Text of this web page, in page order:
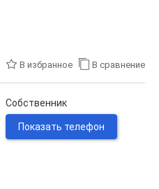
В избранное В сравнение
Собственник
Показать телефон